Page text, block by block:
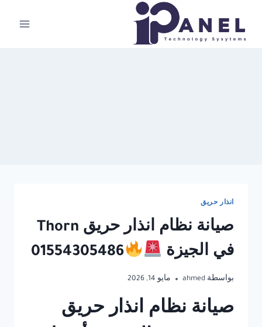
المحتوى
انذار حريق
صيانة نظام انذار حريق Thorn
في الجيزة
01554305486
بواسطة ahmed مايو 14, 2026
صيانة نظام انذار حريق